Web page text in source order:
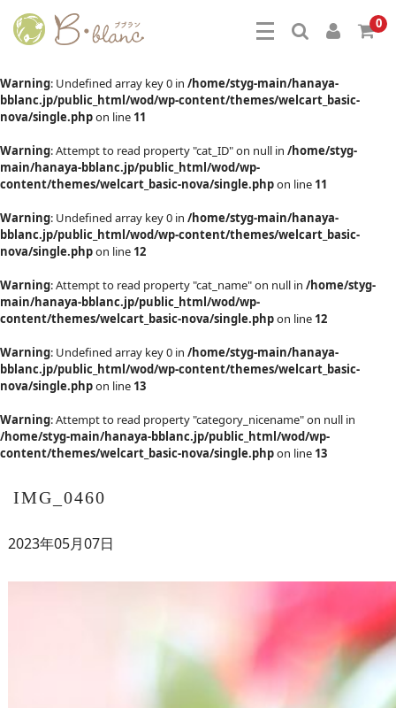
0
Warning: Undefined array key 0 in /home/styg-main/hanaya-
bblanc.jp/public_html/wod/wp-content/themes/welcart_basic-
nova/single.phpon line 11
Warning: Attempt to read property "cat_ID" on null in /home/styg-
main/hanaya-bblanc.jp/public_html/wod/wp-
content/themes/welcart_basic-nova/single.phpon line 11
Warning: Undefined array key 0 in /home/styg-main/hanaya-
bblanc.jp/public_html/wod/wp-content/themes/welcart_basic-
nova/single.phpon line 12
Warning: Attempt to read property "cat_name" on null in /home/styg-
main/hanaya-bblanc.jp/public_html/wod/wp-
content/themes/welcart_basic-nova/single.phpon line 12
Warning: Undefined array key 0 in /home/styg-main/hanaya-
bblanc.jp/public_html/wod/wp-content/themes/welcart_basic-
nova/single.phpon line 13
Warning: Attempt to read property "category_nicename" on null in
/home/styg-main/hanaya-bblanc.jp/public_html/wod/wp-
content/themes/welcart_basic-nova/single.phpon line 13
IMG_0460
2023年05月07日